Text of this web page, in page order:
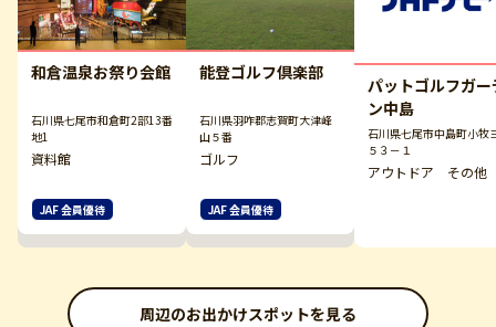
和倉温泉お祭り会館
石川県七尾市和倉町2部13番
地1
資料館
JAF 会員優待
能登ゴルフ倶楽部
石川県羽咋郡志賀町大津峰
山５番
ゴルフ
JAF 会員優待
パットゴルフガー
ン中島
石川県七尾市中島町小牧
５３－１
アウトドア その他
周辺のお出かけスポットを見る